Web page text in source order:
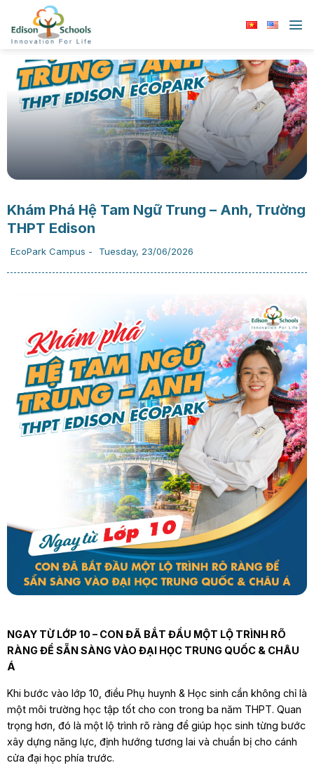
nội
Khám Phá Hệ Tam Ngữ Trung – Anh, Trường
THPT Edison
EcoPark Campus - Tuesday, 23/06/2026
NGAY TỪ LỚP 10 – CON ĐÃ BẮT ĐẦU MỘT LỘ TRÌNH RÕ
RÀNG ĐỂ SẴN SÀNG VÀO ĐẠI HỌC TRUNG QUỐC & CHÂU
Á
Khi bước vào lớp 10, điều Phụ huynh & Học sinh cần không chỉ là
một môi trường học tập tốt cho con trong ba năm THPT. Quan
trọng hơn, đó là một lộ trình rõ ràng để giúp học sinh từng bước
xây dựng năng lực, định hướng tương lai và chuẩn bị cho cánh
cửa đại học phía trước.